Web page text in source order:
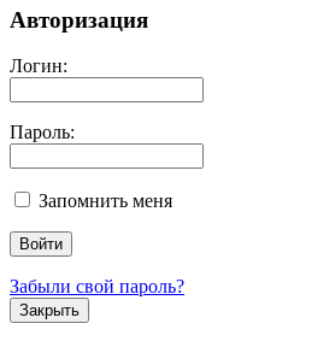
Авторизация
Логин:
Пароль:
Запомнить меня
Забыли свой пароль?
Закрыть